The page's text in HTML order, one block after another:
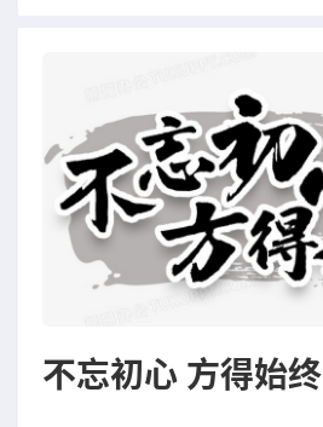
不忘初心 方得始终